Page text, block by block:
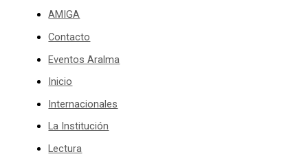
AMIGA
Contacto
Eventos Aralma
Inicio
Internacionales
La Institución
Lectura